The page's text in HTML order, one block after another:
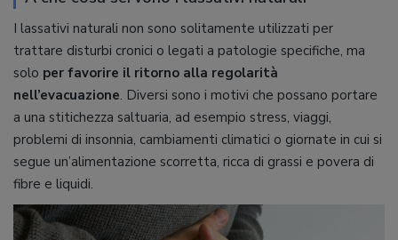
I lassativi naturali non sono solitamente utilizzati per
trattare disturbi cronici o legati a patologie specifiche, ma
solo per favorire il ritorno alla regolarità
nell’evacuazione. Diversi sono i motivi che possano portare
a una stitichezza saltuaria, ad esempio stress, viaggi,
problemi di insonnia, cambiamenti climatici o giornate in cui si
segue un’alimentazione scorretta, ricca di grassi e povera di
fibre e liquidi.